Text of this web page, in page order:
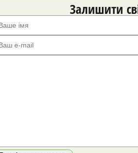
Залишити